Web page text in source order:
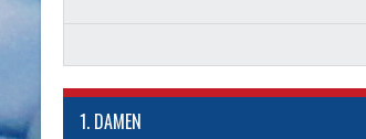
1. DAMEN